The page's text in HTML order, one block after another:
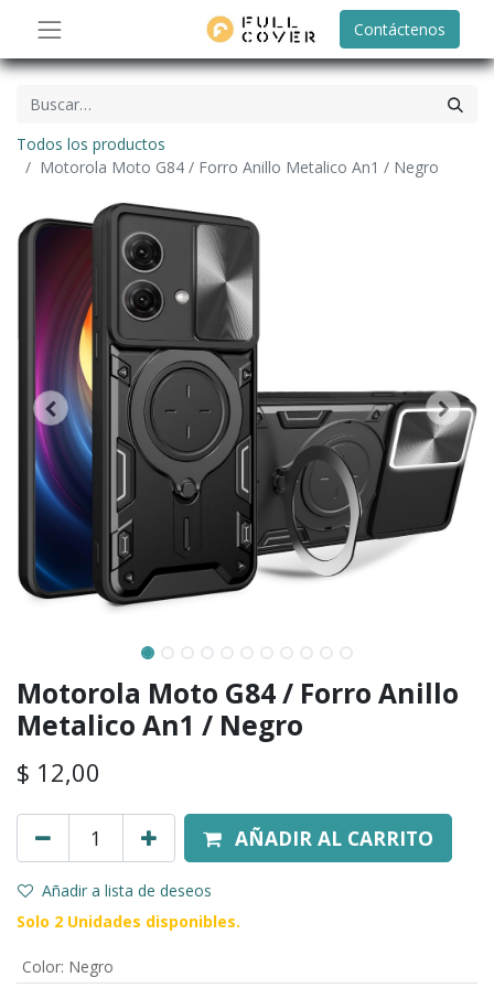
Contáctenos
Todos los productos
Motorola Moto G84 / Forro Anillo Metalico An1 / Negro
Motorola Moto G84 / Forro Anillo
Metalico An1 / Negro
$ 12,00
AÑADIR AL CARRITO
Añadir a lista de deseos
Solo 2 Unidades disponibles.
Color: Negro